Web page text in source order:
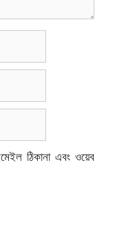
ঠিকানা এবং ওয়েব